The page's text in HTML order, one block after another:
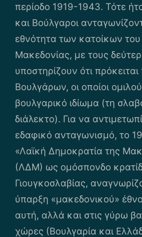
περίοδο 1919-1943. Τότε
και Βούλγαροι
εθνότητα των κατοίκων
Μακεδονίας, με τους
υποστηρίζουν ότι πρόκειται
Βουλγάρων, οι οποίοι
βουλγαρικό ιδίωμα (τη
διάλεκτο). Για να
εδαφικό ανταγωνισμό, το
«Λαϊκή Δημοκρατία της
(ΛΔΜ) ως ομόσπονδο
Γιουγκοσλαβίας,
ύπαρξη «μακεδονικού»
αυτή, αλλά και στις γύρω
χώρες (Βουλγαρία και